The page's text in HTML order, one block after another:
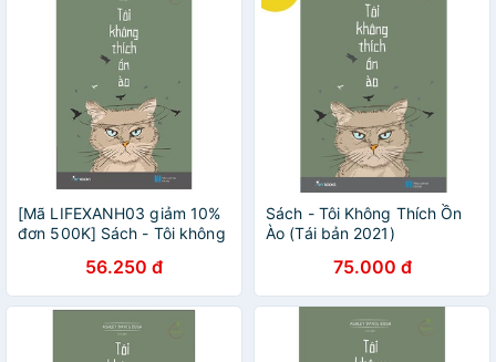
[Mã LIFEXANH03 giảm 10%
đơn 500K] Sách - Tôi không
56.250 đ
Sách - Tôi Không Thích Ồn
Ào (Tái bản 2021)
75.000 đ